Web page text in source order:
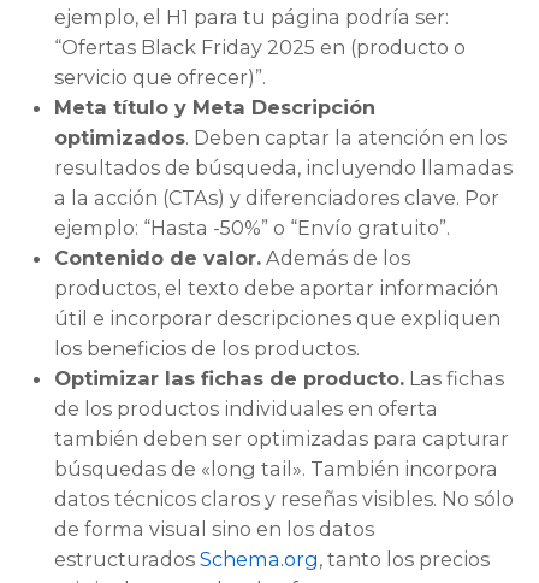
ejemplo, el H1 para tu página podría ser:
“Ofertas Black Friday 2025 en (producto o
servicio que ofrecer)”.
Meta título y Meta Descripción
optimizados. Deben captar la atención en los
resultados de búsqueda, incluyendo llamadas
a la acción (CTAs) y diferenciadores clave. Por
ejemplo: “Hasta -50%” o “Envío gratuito”.
Contenido de valor.Además de los
productos, el texto debe aportar información
útil e incorporar descripciones que expliquen
los beneficios de los productos.
Optimizar las fichas de producto.Las fichas
de los productos individuales en oferta
también deben ser optimizadas para capturar
búsquedas de «long tail». También incorpora
datos técnicos claros y reseñas visibles. No sólo
de forma visual sino en los datos
estructurados Schema.org, tanto los precios